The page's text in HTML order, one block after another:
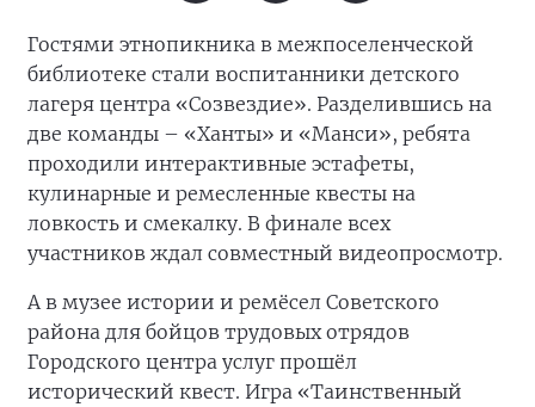
Гостями этнопикника в межпоселенческой
библиотеке стали воспитанники детского
лагеря центра «Созвездие». Разделившись на
две команды – «Ханты» и «Манси», ребята
проходили интерактивные эстафеты,
кулинарные и ремесленные квесты на
ловкость и смекалку. В финале всех
участников ждал совместный видеопросмотр.
А в музее истории и ремёсел Советского
района для бойцов трудовых отрядов
Городского центра услуг прошёл
исторический квест. Игра «Таинственный